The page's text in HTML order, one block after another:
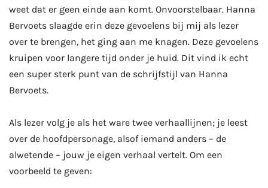
weet dat er geen einde aan komt. Onvoorstelbaar. Hanna
Bervoets slaagde erin deze gevoelens bij mij als lezer
over te brengen, het ging aan me knagen. Deze gevoelens
kruipen voor langere tijd onder je huid. Dit vind ik echt
een super sterk punt van de schrijfstijl van Hanna
Bervoets.
Als lezer volg je als het ware twee verhaallijnen; je leest
over de hoofdpersonage, alsof iemand anders – de
alwetende – jouw je eigen verhaal vertelt. Om een
voorbeeld te geven: